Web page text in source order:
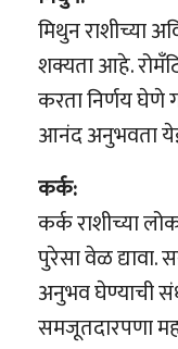
मिथुन राशीच्या
शक्यता आहे.
करता निर्णय घेणे
आनंद अनुभवता
कर्क:
कर्क राशीच्या
पुरेसा वेळ द्यावा.
अनुभव घेण्याची
समजूतदारपणा